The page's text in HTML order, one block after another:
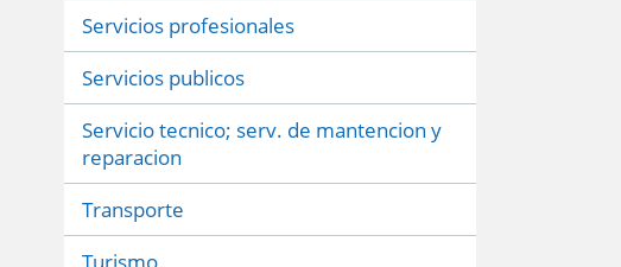
Servicios profesionales
Servicios publicos
Servicio tecnico; serv. de mantencion y
reparacion
Transporte